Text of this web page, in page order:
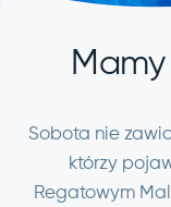
Sobota nie
którzy
Regatowym